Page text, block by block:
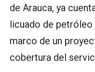
de Arauca, ya
licuado de petróleo
marco de un
cobertura del